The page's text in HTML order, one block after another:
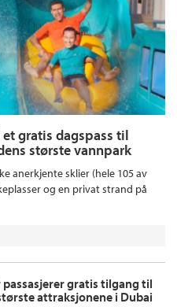
gratis dagspass til
største vannpark
anerkjente sklier (hele 105 av
og en privat strand på
passasjerer gratis tilgang til
attraksjonene i Dubai